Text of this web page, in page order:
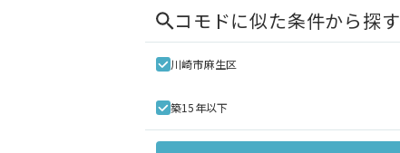
コモドに似た条件から探す
川崎市麻生区
築15年以下